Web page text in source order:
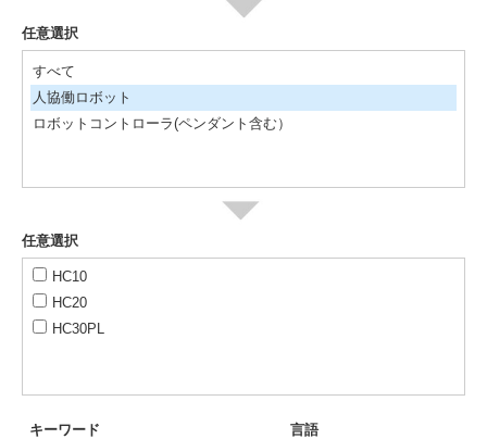
任意選択
すべて
人協働ロボット
ロボットコントローラ(ペンダント含む）
任意選択
HC10
HC20
HC30PL
キーワード
言語